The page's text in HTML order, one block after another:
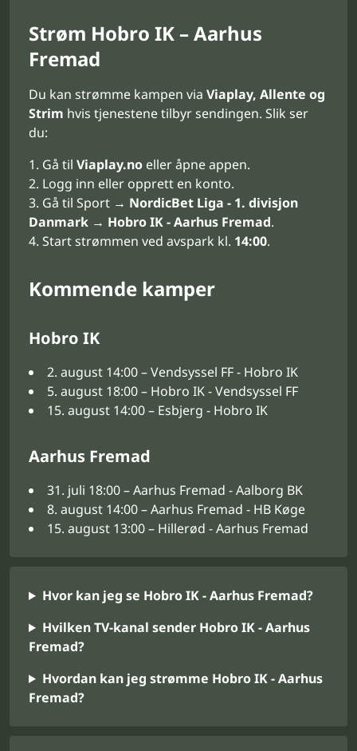
Strøm Hobro IK – Aarhus
Fremad
Du kan strømme kampen via Viaplay, Allente og
Strim hvis tjenestene tilbyr sendingen. Slik ser
du:
Gå til Viaplay.no eller åpne appen.
Logg inn eller opprett en konto.
Gå til Sport → NordicBet Liga - 1. divisjon
Danmark → Hobro IK - Aarhus Fremad.
Start strømmen ved avspark kl. 14:00.
Kommende kamper
Hobro IK
2. august 14:00 – Vendsyssel FF - Hobro IK
5. august 18:00 – Hobro IK - Vendsyssel FF
15. august 14:00 – Esbjerg - Hobro IK
Aarhus Fremad
31. juli 18:00 – Aarhus Fremad - Aalborg BK
8. august 14:00 – Aarhus Fremad - HB Køge
15. august 13:00 – Hillerød - Aarhus Fremad
Hvor kan jeg se Hobro IK - Aarhus Fremad?
Hvilken TV-kanal sender Hobro IK - Aarhus
Fremad?
Hvordan kan jeg strømme Hobro IK - Aarhus
Fremad?